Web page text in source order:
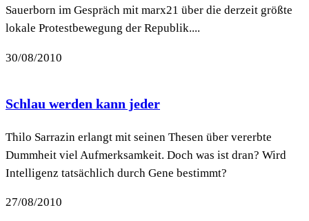
Sauerborn im Gespräch mit marx21 über die derzeit größte
lokale Protestbewegung der Republik....
30/08/2010
Schlau werden kann jeder
Thilo Sarrazin erlangt mit seinen Thesen über vererbte
Dummheit viel Aufmerksamkeit. Doch was ist dran? Wird
Intelligenz tatsächlich durch Gene bestimmt?
27/08/2010